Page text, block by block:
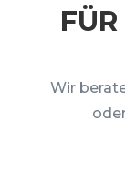
Wir